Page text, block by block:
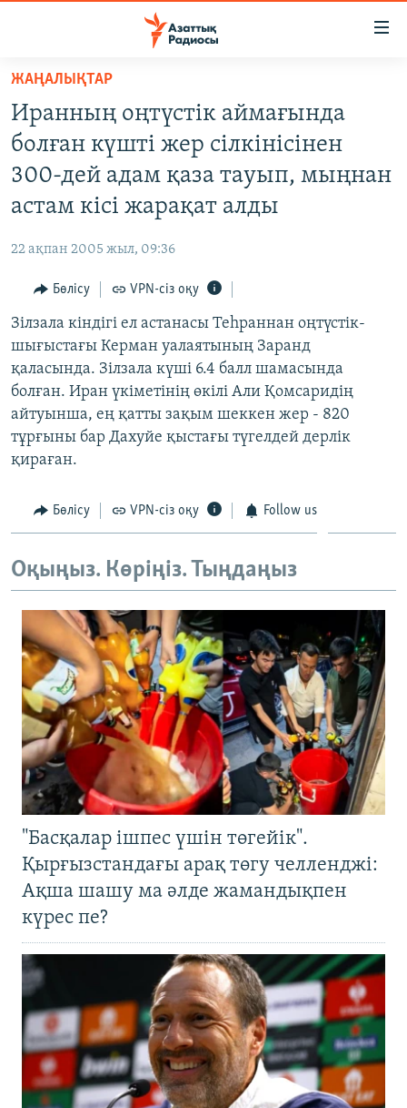
Skip
main
content
Skip
to
main
Skip
Search
САЯСАТ
AZATTYQTV
ҚАҢТАР ОҚИҒАСЫ
ӘЛЕУМЕТ
ӘЛЕМ
АРНАЙЫ ЖОБАЛАР
Русский
ЖАЗЫЛЫҢЫЗ
Басқа тілдерде
ЖАҢАЛЫҚТАР
Иранның оңтүстік аймағында
болған күшті жер сілкінісінен
300-дей адам қаза тауып, мыңнан
астам кісі жарақат алды
22 ақпан 2005 жыл, 09:36
Бөлісу VPN-сіз оқу
Зілзала кіндігі ел астанасы Теһраннан оңтүстік-
шығыстағы Керман уалаятының Заранд
қаласында. Зілзала күші 6.4 балл шамасында
болған. Иран үкіметінің өкілі Али Қомсаридің
айтуынша, ең қатты зақым шеккен жер - 820
тұрғыны бар Дахуйе қыстағы түгелдей дерлік
қираған.
Бөлісу VPN-сіз оқу Follow us
Оқыңыз. Көріңіз. Тыңдаңыз
"Басқалар ішпес үшін төгейік".
Қырғызстандағы арақ төгу челленджі:
Ақша шашу ма әлде жамандықпен
күрес пе?